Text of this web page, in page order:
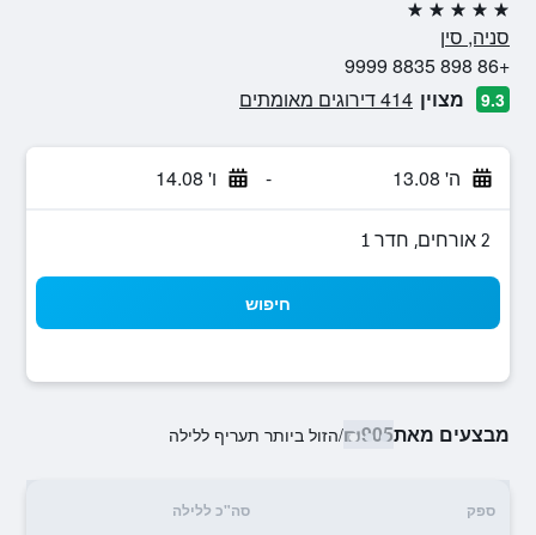
5 כוכבים
סניה, סין
+86 898 8835 9999
9.3 מצוין 414 דירוגים מאומתים
ה' 13.08 - ו' 14.08
2 אורחים, חדר 1
חיפוש
מבצעים מאת₪905
/הזול ביותר תעריף ללילה
ספק סה"כ ללילה